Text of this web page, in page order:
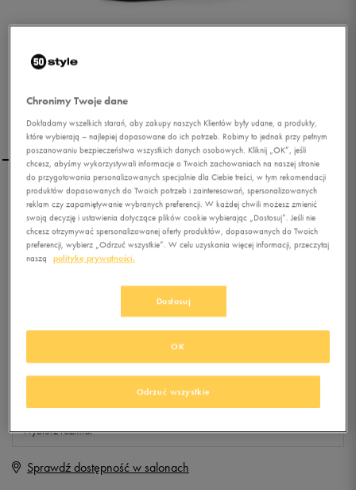
NIKE TORBA NIKE C72
LEGEND 2.0 M
0.0( 0)
z Vat
KLUBIE 50 STYLE
Produkt niedostępny
Jeśli artykuł będzie ponownie dostępny, otrzymasz od nas powiadomienie.
Wybierz rozmiar
ONE SIZE Powiadom o dostępności
Sprawdź dostępność w salonach
Chronimy Twoje dane
Dokładamy wszelkich starań, aby zakupy naszych Klientów były udane, a produkty,
które wybierają – najlepiej dopasowane do ich potrzeb. Robimy to jednak przy pełnym
poszanowaniu bezpieczeństwa wszystkich danych osobowych. Kliknij „OK”, jeśli
chcesz, abyśmy wykorzystywali informacje o Twoich zachowaniach na naszej stronie
do przygotowania personalizowanych specjalnie dla Ciebie treści, w tym rekomendacji
produktów dopasowanych do Twoich potrzeb i zainteresowań, spersonalizowanych
reklam czy zapamiętywanie wybranych preferencji. W każdej chwili możesz zmienić
swoją decyzję i ustawienia dotyczące plików cookie wybierając „Dostosuj”. Jeśli nie
chcesz otrzymywać spersonalizowanej oferty produktów, dopasowanych do Twoich
preferencji, wybierz „Odrzuć wszystkie”. W celu uzyskania więcej informacji, przeczytaj
naszą
politykę prywatności.
Dostosuj
Odrzuć wszystkie
OK